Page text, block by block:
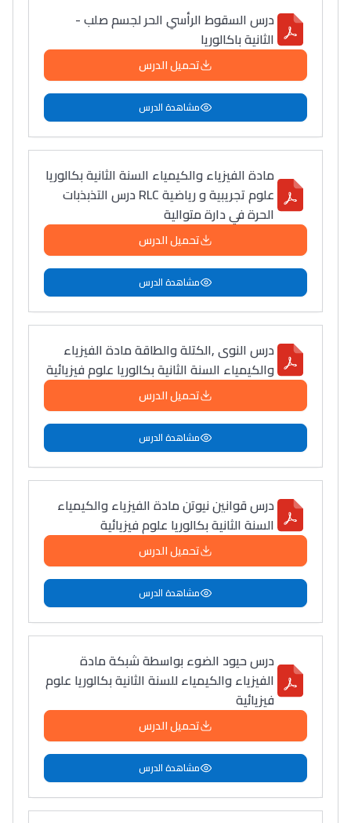
درس السقوط الرأسي الحر لجسم صلب -
الثانية باكالوريا
تحميل الدرس
مشاهدة الدرس
مادة الفيزياء والكيمياء السنة الثانية بكالوريا
علوم تجريبية و رياضية RLC درس التذبذبات
الحرة في دارة متوالية
تحميل الدرس
مشاهدة الدرس
درس النوى ,الكتلة والطاقة مادة الفيزياء
والكيمياء السنة الثانية بكالوريا علوم فيزيائية
تحميل الدرس
مشاهدة الدرس
درس قوانين نيوتن مادة الفيزياء والكيمياء
السنة الثانية بكالوريا علوم فيزيائية
تحميل الدرس
مشاهدة الدرس
درس حيود الضوء بواسطة شبكة مادة
الفيزياء والكيمياء للسنة الثانية بكالوريا علوم
فيزيائية
تحميل الدرس
مشاهدة الدرس